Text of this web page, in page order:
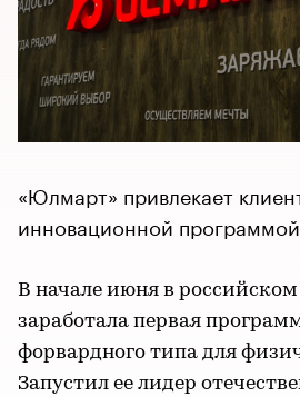
«Юлмарт» привлекает
инновационной программой
В начале июня в
заработала первая
форвардного типа для
Запустил ее лидер